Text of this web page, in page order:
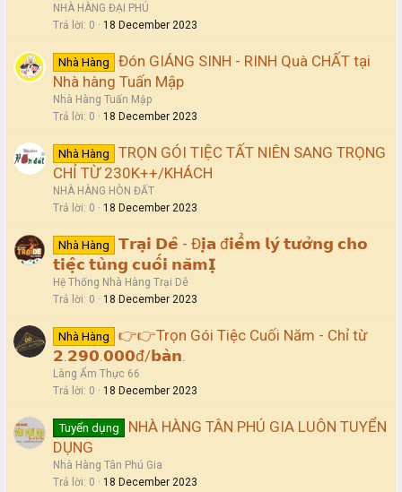
NHÀ HÀNG ĐẠI PHÚ
Trả lời 0 18 December 2023
Nhà Hàng
Đón GIÁNG SINH - RINH Quà CHẤT tại
Nhà hàng Tuấn Mập
Nhà Hàng Tuấn Mập
Trả lời 0 18 December 2023
Nhà Hàng
TRỌN GÓI TIỆC TẤT NIÊN SANG TRỌNG
CHỈ TỪ 230K++/KHÁCH
NHÀ HÀNG HÒN ĐẤT
Trả lời 0 18 December 2023
Nhà Hàng
𝗧𝗿𝗮̣𝗶 𝗗𝗲̂ - Đ𝗶̣𝗮 đ𝗶𝗲̂̉𝗺 𝗹𝘆́ 𝘁𝘂̛𝗼̛̉𝗻𝗴 𝗰𝗵𝗼
𝘁𝗶𝗲̣̂𝗰 𝘁𝘂̀𝗻𝗴 𝗰𝘂𝗼̂́𝗶 𝗻𝗮̆𝗺𝗜̣
Hệ Thống Nhà Hàng Trại Dê
Trả lời 0 18 December 2023
Nhà Hàng
👉👉Trọn Gói Tiệc Cuối Năm - Chỉ từ
𝟮.𝟮𝟵𝟬.𝟬𝟬𝟬đ/𝗯𝗮̀𝗻.
Làng Ẩm Thực 66
Trả lời 0 18 December 2023
Tuyển dụng
NHÀ HÀNG TÂN PHÚ GIA LUÔN TUYỂN
DỤNG
Nhà Hàng Tân Phú Gia
Trả lời 0 18 December 2023